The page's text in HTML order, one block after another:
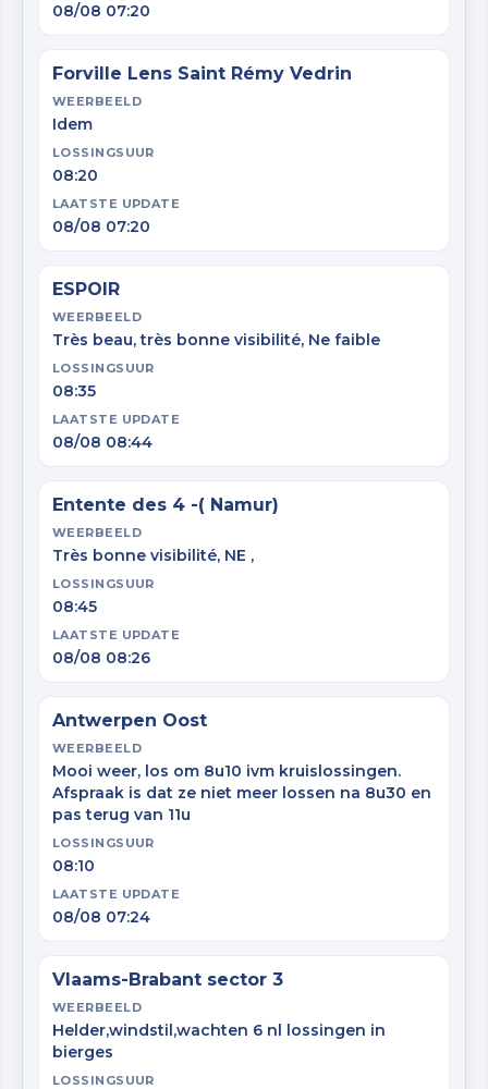
08/08 07:20
Forville Lens Saint Rémy Vedrin
WEERBEELD
Idem
LOSSINGSUUR
08:20
LAATSTE UPDATE
08/08 07:20
ESPOIR
WEERBEELD
Très beau, très bonne visibilité, Ne faible
LOSSINGSUUR
08:35
LAATSTE UPDATE
08/08 08:44
Entente des 4 -( Namur)
WEERBEELD
Très bonne visibilité, NE ,
LOSSINGSUUR
08:45
LAATSTE UPDATE
08/08 08:26
Antwerpen Oost
WEERBEELD
Mooi weer, los om 8u10 ivm kruislossingen.
Afspraak is dat ze niet meer lossen na 8u30 en
pas terug van 11u
LOSSINGSUUR
08:10
LAATSTE UPDATE
08/08 07:24
Vlaams-Brabant sector 3
WEERBEELD
Helder,windstil,wachten 6 nl lossingen in
bierges
LOSSINGSUUR